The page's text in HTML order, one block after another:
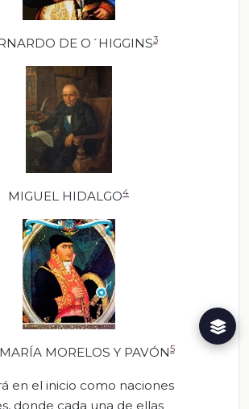
DE O´HIGGINS3
MIGUEL HIDALGO4
MORELOS Y PAVÓN5
en el inicio como naciones
donde cada una de ellas